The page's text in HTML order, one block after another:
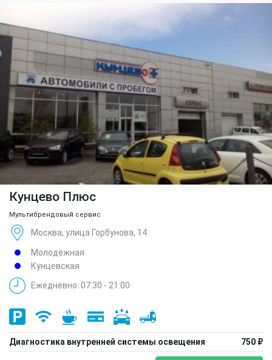
Кунцево Плюс
Мультибрендовый сервис
Москва, улица Горбунова, 14
Молодёжная
Кунцевская
Ежедневно: 07:30 - 21:00
Диагностика внутренней системы освещения 750 ₽